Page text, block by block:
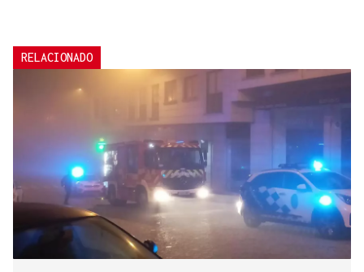
RELACIONADO